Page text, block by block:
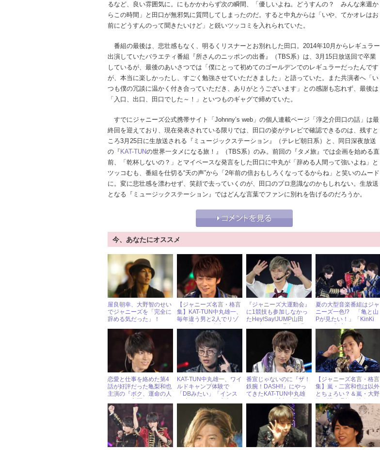
るなど、良い雰囲気に。にもかかわらず次の瞬間、「優しいよね。どうすんの？ みんな来週か
らこの時間」と田口が無邪気に質問してしまったのだ。すると中丸からは「いや、てかオレはお
前にどうすんのって聞きたいけど」と鋭いツッコミを入れられていた。
番組の最後は、悲壮感もなく、明るくリスナーとお別れした田口。2014年10月からレギュラー
出演していたバラエティ番組『所さんのニッポンの出番』（TBS系）は、3月15日放送回で卒業
しているが、最後のあいさつでは「僕にとって初めてのゴールデンでのレギュラーだったんです
が、本当に楽しかったし、すごく勉強させていただきました」と語っていた。また共演者へ「い
つも僕の冗談に温かく付き合っていただき、ありがとうございます」との感謝も忘れず、最後は
「入口、出口、田口でした～！」といつものギャグで締めていた。
すでにジャニーズ公式携帯サイト「Johnny’s web」の個人連載ページ「淳之介田口の話」は最
終回を迎えており、現在発表されている限りでは、田口の姿がテレビで確認できるのは、残すと
ころ3月25日に生放送される『ミュージックステーション』（テレビ朝日系）と、同日深夜放送
の『 KAT-TUNの世界一タメになる旅！』（TBS系）のみ。前回の『タメ旅』では企画を始める直
前、「乾杯しないの？」とマイペースな発言をした田口に中丸が「辞める人間って強いよね」と
ツッコむも、番組を仕切る“天の声”から「2年前の倍おもしろくなってるからね」と笑いのムード
に。変に悲壮感を漂わせず、笑顔で去っていくのが、田口のプロ意識なのかもしれない。生放送
となる『ミュージックステーション』ではどんな言葉でファンに別れを告げるのだろうか。
今、あなたにオススメ
屋良朝幸、大野智のせい
でジャニーズを「完全に
辞める気だった」！
【ジャニーズ名言・格言
集】KAT-TUN中丸雄一、
毎年違う男と2人でリゾ
NEWS加藤シゲアキ
『ジャニーズ大運動会』
に1競技も参加しなかっ
たHey!Say!JUMP山田
夏の大型音楽番組はジャ
ニーズ一色!? 「亀と山
Pが見たい！」「KinKi
い！」とファン白熱
恋愛と仕事を絡めた第4
話が好評だった亀梨和也
主演の『ボク、運命の人
の演技!?
KAT-TUN中丸雄一、ワイ
ルドキャンプ体験で
「DBみたい」「インス
番宣じゃないのに『ザ！
鉄腕！DASH!!』にやっ
てきたKAT-TUN中丸雄
ら“愛のあるイジリ”を受
【ジャニーズ名言・格言
集】嵐・二宮和也は以外
とちょろい？＆嵐・大野